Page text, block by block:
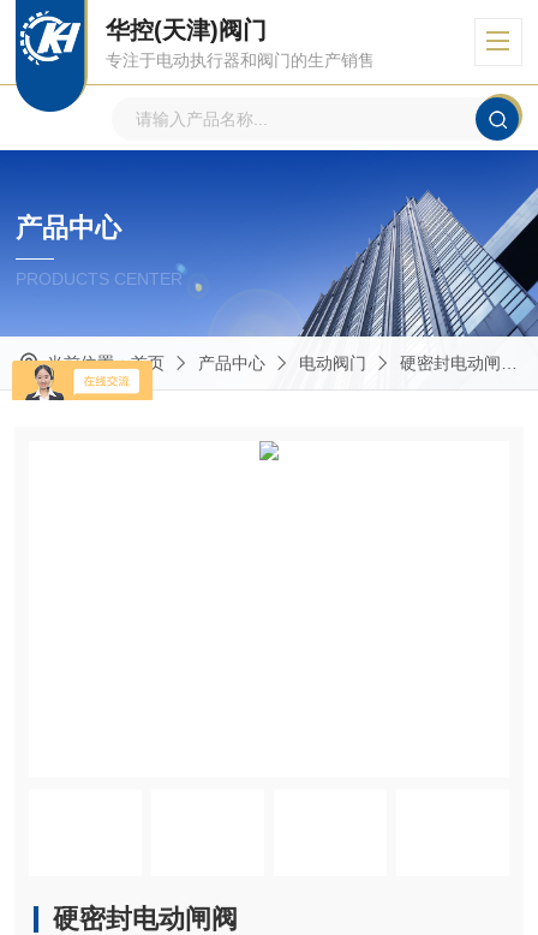
华控(天津)阀门
专注于电动执行器和阀门的生产销售
产品中心
PRODUCTS CENTER
当前位置：首页 产品中心 电动阀门 硬密封电动闸阀
硬密封电动闸阀